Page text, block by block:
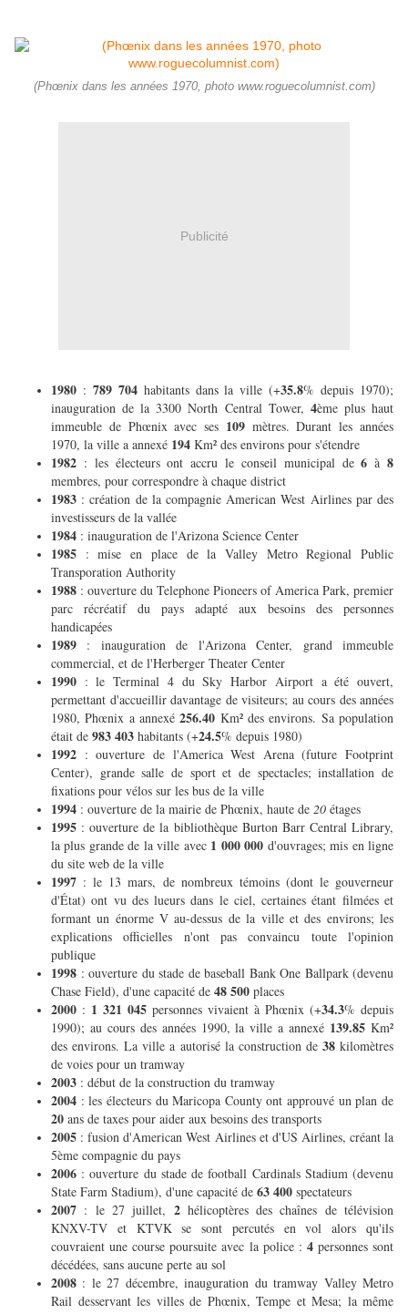
(Phœnix dans les années 1970, photo www.roguecolumnist.com)
Publicité
1980 : 789 704habitants dans la ville (+35.8% depuis 1970);
inauguration de la 3300 North Central Tower, 4ème plus haut
immeuble de Phœnix avec ses 109mètres. Durant les années
1970, la ville a annexé 194 Km² des environs pour s'étendre
1982 : les électeurs ont accru le conseil municipal de6 à8
membres, pour correspondre à chaque district
1983 : création de la compagnie American West Airlines par des
investisseurs de la vallée
1984 : inauguration de l'Arizona Science Center
1985 : mise en place de la Valley Metro Regional Public
Transporation Authority
1988 : ouverture du Telephone Pioneers of America Park, premier
parc récréatif du pays adapté aux besoins des personnes
handicapées
1989 : inauguration de l'Arizona Center, grand immeuble
commercial, et de l'Herberger Theater Center
1990 : le Terminal 4 du Sky Harbor Airport a été ouvert,
permettant d'accueillir davantage de visiteurs; au cours des années
1980, Phœnix a annexé256.40 Km² des environs. Sa population
était de 983 403 habitants (+24.5% depuis 1980)
1992 : ouverture de l'America West Arena (future Footprint
Center), grande salle de sport et de spectacles; installation de
fixations pour vélos sur les bus de la ville
1994 : ouverture de la mairie de Phœnix, haute de 20 étages
1995 : ouverture de la bibliothèque Burton Barr Central Library,
la plus grande de la ville avec 1 000 000 d'ouvrages; mis en ligne
du site web de la ville
1997 : le 13 mars, de nombreux témoins (dont le gouverneur
d'État) ont vu des lueurs dans le ciel, certaines étant filmées et
formant un énorme V au-dessus de la ville et des environs; les
explications officielles n'ont pas convaincu toute l'opinion
publique
1998 : ouverture du stade de baseball Bank One Ballpark (devenu
Chase Field), d'une capacité de 48 500 places
2000 : 1 321 045 personnes vivaient à Phœnix (+34.3% depuis
1990); au cours des années 1990, la ville a annexé 139.85 Km²
des environs. La ville a autorisé la construction de 38kilomètres
de voies pour un tramway
2003 : début de la construction du tramway
2004 : les électeurs du Maricopa County ont approuvé un plan de
20 ans de taxes pour aider aux besoins des transports
2005 : fusion d'American West Airlines et d'US Airlines, créant la
5ème compagnie du pays
2006 : ouverture du stade de football Cardinals Stadium (devenu
State Farm Stadium), d'une capacité de 63 400 spectateurs
2007 : le 27 juillet, 2hélicoptères des chaînes de télévision
KNXV-TV et KTVK se sont percutés en vol alors qu'ils
couvraient une course poursuite avec la police : 4personnes sont
décédées, sans aucune perte au sol
2008 : le 27 décembre, inauguration du tramway Valley Metro
Rail desservant les villes de Phœnix, Tempe et Mesa; la même